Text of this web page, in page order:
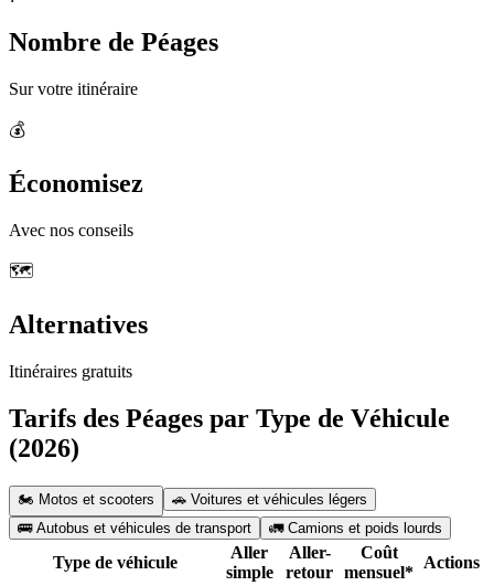
Nombre de Péages
Sur votre itinéraire
💰
Économisez
Avec nos conseils
🗺️
Alternatives
Itinéraires gratuits
Tarifs des Péages par Type de Véhicule
(2026)
🏍️ Motos et scooters
🚗 Voitures et véhicules légers
🚌 Autobus et véhicules de transport
🚛 Camions et poids lourds
Type de véhicule
Aller
simple
Aller-
retour
Coût
mensuel*
Actions